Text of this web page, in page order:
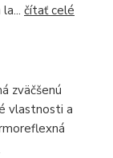
čítať celé
zväčšenú
vlastnosti a